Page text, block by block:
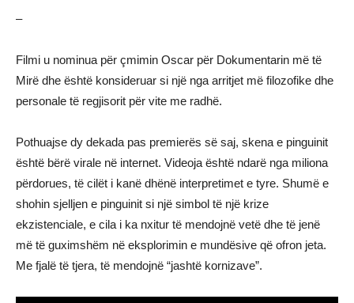
–
Filmi u nominua për çmimin Oscar për Dokumentarin më të
Mirë dhe është konsideruar si një nga arritjet më filozofike dhe
personale të regjisorit për vite me radhë.
Pothuajse dy dekada pas premierës së saj, skena e pinguinit
është bërë virale në internet. Videoja është ndarë nga miliona
përdorues, të cilët i kanë dhënë interpretimet e tyre. Shumë e
shohin sjelljen e pinguinit si një simbol të një krize
ekzistenciale, e cila i ka nxitur të mendojnë vetë dhe të jenë
më të guximshëm në eksplorimin e mundësive që ofron jeta.
Me fjalë të tjera, të mendojnë “jashtë kornizave”.